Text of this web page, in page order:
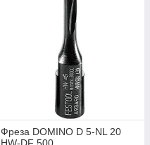
Фреза DOMINO D 5-NL 20